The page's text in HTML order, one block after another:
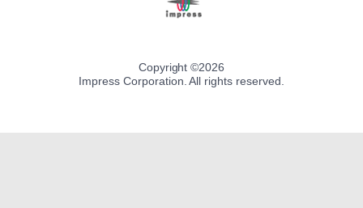
Copyright ©2026
Impress Corporation. All rights reserved.